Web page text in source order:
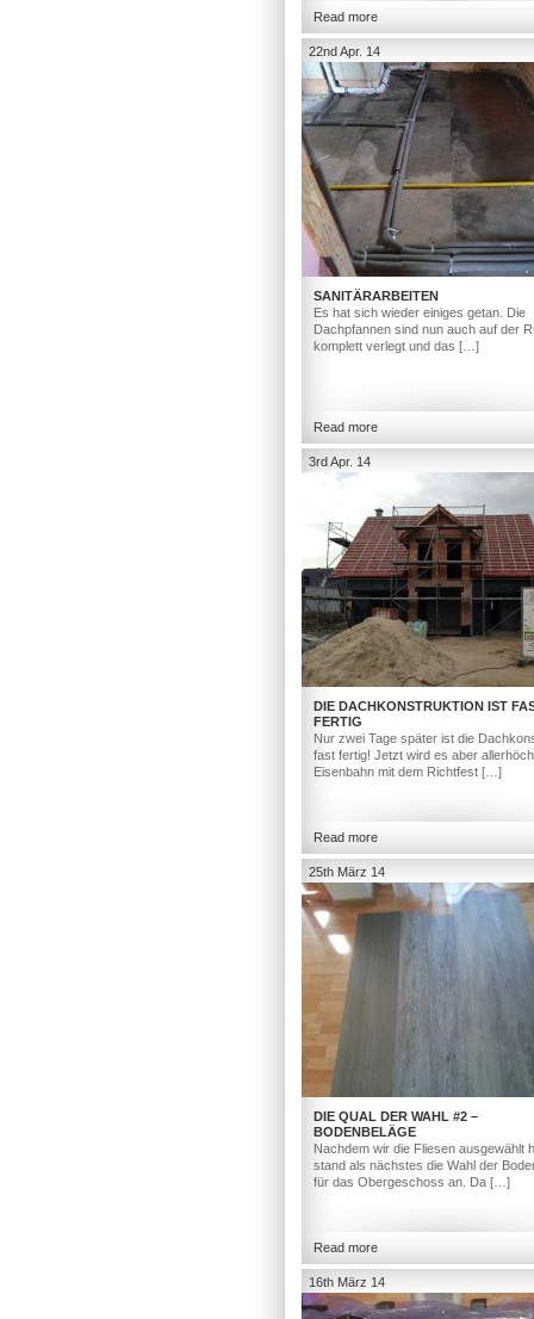
Read more
22nd Apr. 14
SANITÄRARBEITEN
Es hat sich wieder einiges getan. Die
Dachpfannen sind nun auch auf der
komplett verlegt und das […]
Read more
3rd Apr. 14
DIE DACHKONSTRUKTION IST
FERTIG
Nur zwei Tage später ist die
fast fertig! Jetzt wird es aber
Eisenbahn mit dem Richtfest […]
Read more
25th März 14
DIE QUAL DER WAHL #2 –
BODENBELÄGE
Nachdem wir die Fliesen ausgewählt
stand als nächstes die Wahl der
für das Obergeschoss an. Da […]
Read more
16th März 14